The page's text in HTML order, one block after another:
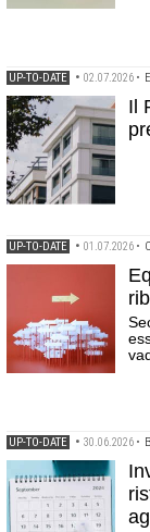
UP-TO-DATE • 02.07.2026 •
Il
UP-TO-DATE • 01.07.2026 •
UP-TO-DATE • 30.06.2026 •